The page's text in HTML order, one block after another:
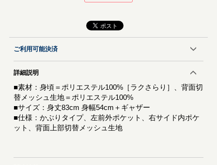
ご利用可能決済
詳細説明
■素材：身頃＝ポリエステル100%［ラクさらり］、背面切
替メッシュ生地＝ポリエステル100%
■サイズ：身丈83cm 身幅54cm＋ギャザー
■仕様：かぶりタイプ、左前外ポケット、右サイド内ポケ
ット、背面上部切替メッシュ生地